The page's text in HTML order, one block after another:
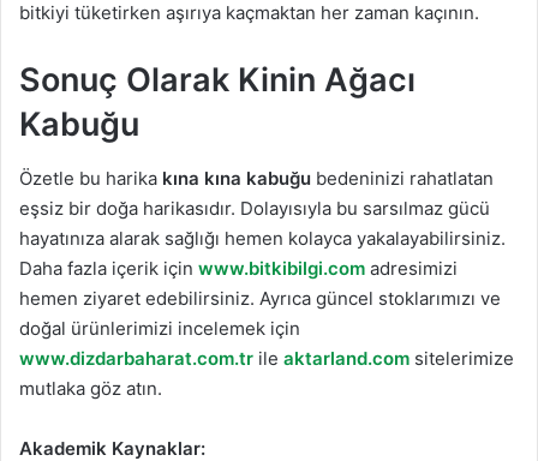
bitkiyi tüketirken aşırıya kaçmaktan her zaman kaçının.
Sonuç Olarak Kinin Ağacı
Kabuğu
Özetle bu harika kına kına kabuğu bedeninizi rahatlatan
eşsiz bir doğa harikasıdır. Dolayısıyla bu sarsılmaz gücü
hayatınıza alarak sağlığı hemen kolayca yakalayabilirsiniz.
Daha fazla içerik için www.bitkibilgi.com adresimizi
hemen ziyaret edebilirsiniz. Ayrıca güncel stoklarımızı ve
doğal ürünlerimizi incelemek için
www.dizdarbaharat.com.tr ile aktarland.com sitelerimize
mutlaka göz atın.
Akademik Kaynaklar: